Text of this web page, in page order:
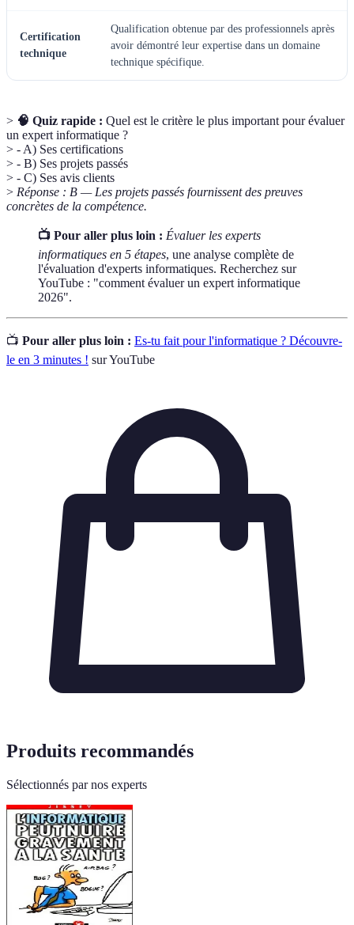
Certification
technique
Qualification obtenue par des professionnels après
avoir démontré leur expertise dans un domaine
technique spécifique.
> 🧠 Quiz rapide : Quel est le critère le plus important pour évaluer
un expert informatique ?
> - A) Ses certifications
> - B) Ses projets passés
> - C) Ses avis clients
> Réponse : B — Les projets passés fournissent des preuves
concrètes de la compétence.
📺 Pour aller plus loin : Évaluer les experts
informatiques en 5 étapes, une analyse complète de
l'évaluation d'experts informatiques. Recherchez sur
YouTube : "comment évaluer un expert informatique
2026".
📺 Pour aller plus loin : Es-tu fait pour l'informatique ? Découvre-
le en 3 minutes ! sur YouTube
Produits recommandés
Sélectionnés par nos experts